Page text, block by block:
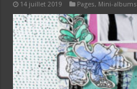
14 juillet 2019 Pages, Mini-